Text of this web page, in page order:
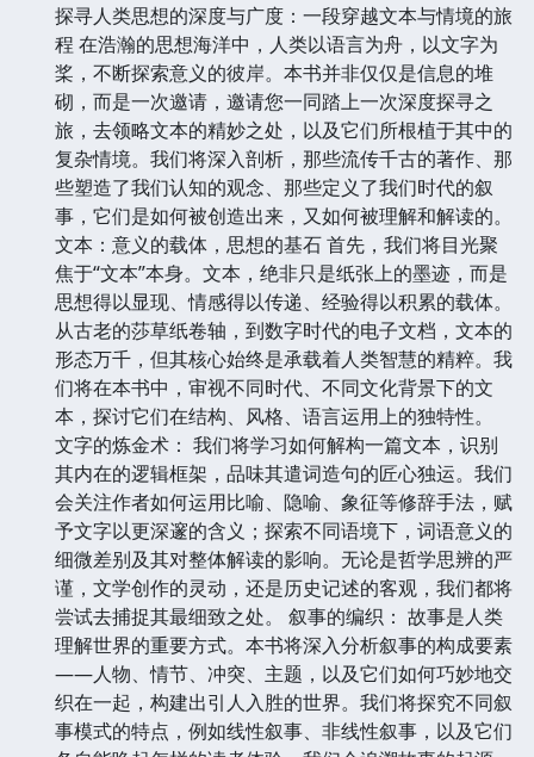
探寻人类思想的深度与广度：一段穿越文本与情境的旅
程 在浩瀚的思想海洋中，人类以语言为舟，以文字为
桨，不断探索意义的彼岸。本书并非仅仅是信息的堆
砌，而是一次邀请，邀请您一同踏上一次深度探寻之
旅，去领略文本的精妙之处，以及它们所根植于其中的
复杂情境。我们将深入剖析，那些流传千古的著作、那
些塑造了我们认知的观念、那些定义了我们时代的叙
事，它们是如何被创造出来，又如何被理解和解读的。
文本：意义的载体，思想的基石 首先，我们将目光聚
焦于“文本”本身。文本，绝非只是纸张上的墨迹，而是
思想得以显现、情感得以传递、经验得以积累的载体。
从古老的莎草纸卷轴，到数字时代的电子文档，文本的
形态万千，但其核心始终是承载着人类智慧的精粹。我
们将在本书中，审视不同时代、不同文化背景下的文
本，探讨它们在结构、风格、语言运用上的独特性。
文字的炼金术： 我们将学习如何解构一篇文本，识别
其内在的逻辑框架，品味其遣词造句的匠心独运。我们
会关注作者如何运用比喻、隐喻、象征等修辞手法，赋
予文字以更深邃的含义；探索不同语境下，词语意义的
细微差别及其对整体解读的影响。无论是哲学思辨的严
谨，文学创作的灵动，还是历史记述的客观，我们都将
尝试去捕捉其最细致之处。 叙事的编织： 故事是人类
理解世界的重要方式。本书将深入分析叙事的构成要素
——人物、情节、冲突、主题，以及它们如何巧妙地交
织在一起，构建出引人入胜的世界。我们将探究不同叙
事模式的特点，例如线性叙事、非线性叙事，以及它们